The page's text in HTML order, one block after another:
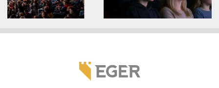
2026
Cinema Agria, Eger 3300, Törvényház utca 4.